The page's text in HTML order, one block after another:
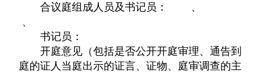
合议庭组成人员及书记员： 、
、
书记员：
开庭意见（包括是否公开开庭审理、通告到
庭的证人当庭出示的证言、证物、庭审调查的主